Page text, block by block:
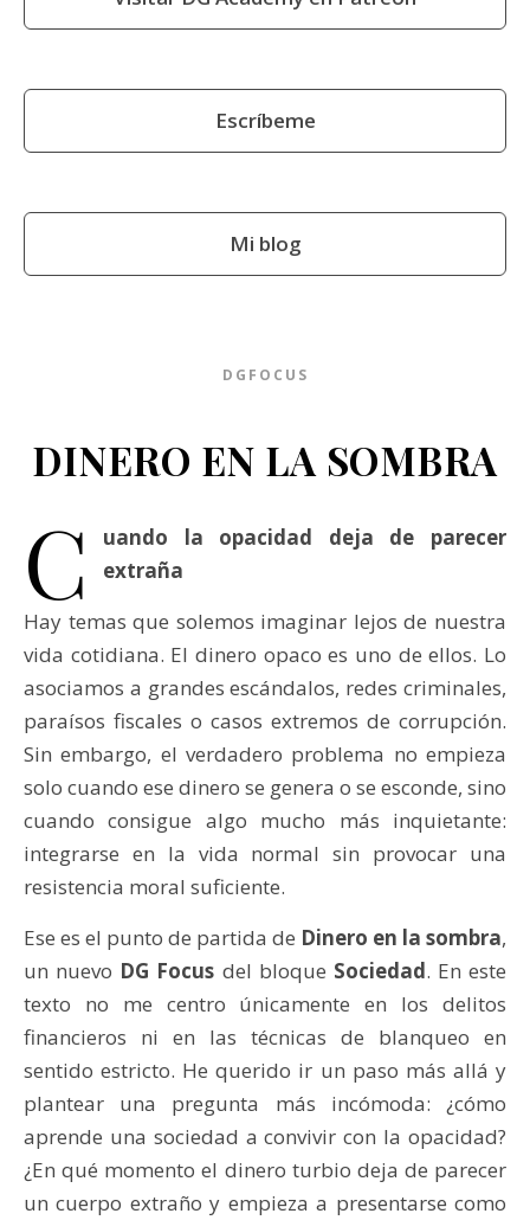
Escríbeme
Mi blog
DGFOCUS
DINERO EN LA SOMBRA
C
uando la opacidad deja de parecer
extraña
Hay temas que solemos imaginar lejos de nuestra
vida cotidiana. El dinero opaco es uno de ellos. Lo
asociamos a grandes escándalos, redes criminales,
paraísos fiscales o casos extremos de corrupción.
Sin embargo, el verdadero problema no empieza
solo cuando ese dinero se genera o se esconde, sino
cuando consigue algo mucho más inquietante:
integrarse en la vida normal sin provocar una
resistencia moral suficiente.
Ese es el punto de partida de Dinero en la sombra,
un nuevo DG Focus del bloque Sociedad. En este
texto no me centro únicamente en los delitos
financieros ni en las técnicas de blanqueo en
sentido estricto. He querido ir un paso más allá y
plantear una pregunta más incómoda: ¿cómo
aprende una sociedad a convivir con la opacidad?
¿En qué momento el dinero turbio deja de parecer
un cuerpo extraño y empieza a presentarse como